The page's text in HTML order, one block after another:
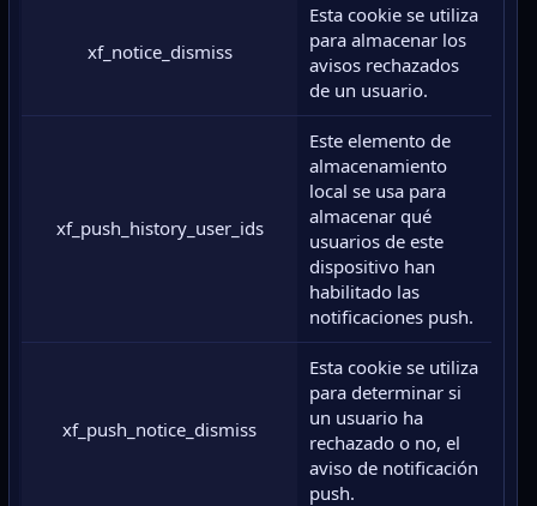
xf_notice_dismiss
Esta cookie se utiliza
para almacenar los
avisos rechazados
de un usuario.
xf_push_history_user_ids
Este elemento de
almacenamiento
local se usa para
almacenar qué
usuarios de este
dispositivo han
habilitado las
notificaciones push.
xf_push_notice_dismiss
Esta cookie se utiliza
para determinar si
un usuario ha
rechazado o no, el
aviso de notificación
push.